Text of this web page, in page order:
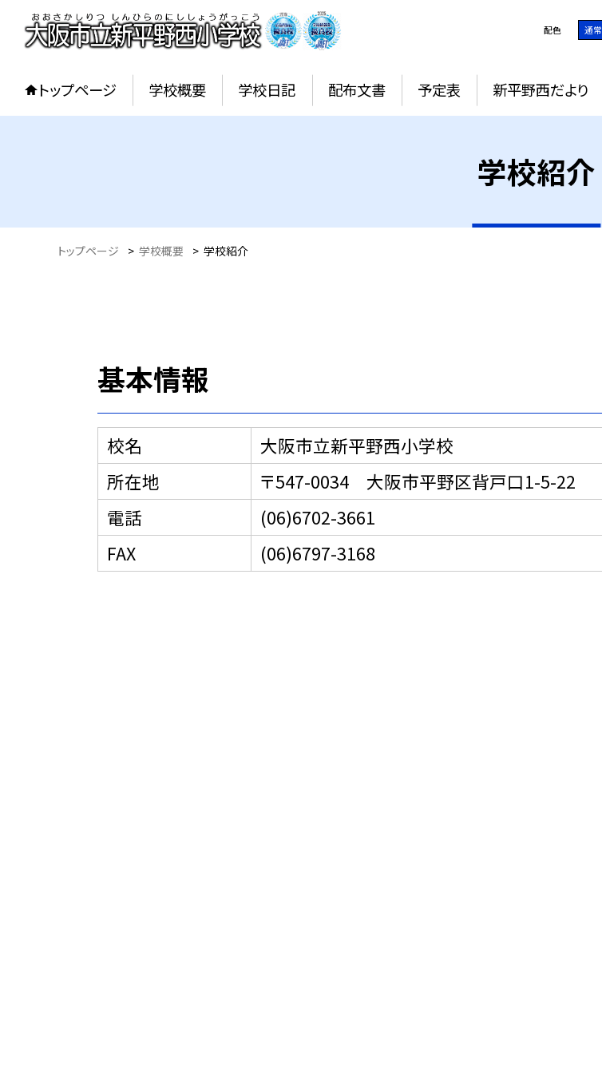
配色 通常
トップページ 学校概要 学校日記 配布文書 予定表 新平野西だより
学校紹介
トップページ > 学校概要 > 学校紹介
基本情報
校名
大阪市立新平野西小学校
所在地
〒547-0034 大阪市平野区背戸口1-5-22
電話
(06)6702-3661
FAX
(06)6797-3168